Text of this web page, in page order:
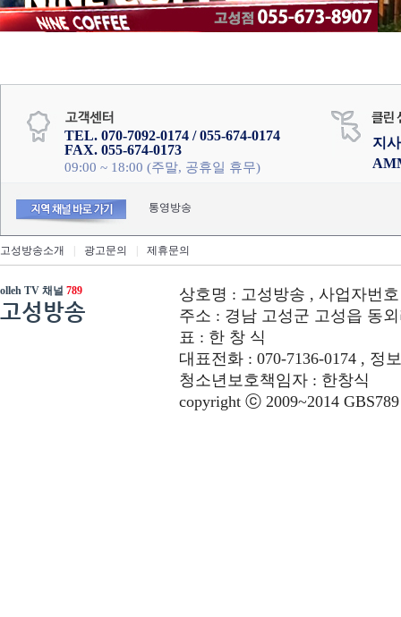
TEL. 070-7092-0174 / 055-674-0174
FAX. 055-674-0173
09:00 ~ 18:00 (주말, 공휴일 휴무)
지
통영방송
고성방송소개 광고문의 제휴문의
olleh TV 채널 789
고성방송
상호명 : 고성방송 , 사업자번호
주소 : 경남 고성군 고성읍 동외
표 : 한 창 식
대표전화 : 070-7136-0174 , 정
청소년보호책임자 : 한창식
copyright ⓒ 2009~2014